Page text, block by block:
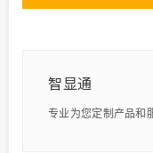
智显通
专业为您定制产品和